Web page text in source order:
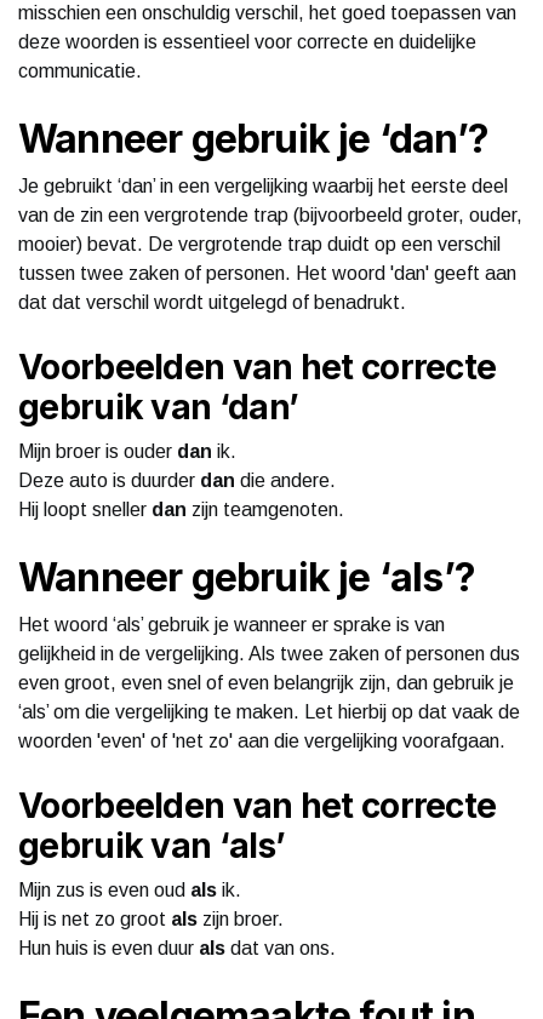
misschien een onschuldig verschil, het goed toepassen van
deze woorden is essentieel voor correcte en duidelijke
communicatie.
Wanneer gebruik je ‘dan’?
Je gebruikt ‘dan’ in een vergelijking waarbij het eerste deel
van de zin een vergrotende trap (bijvoorbeeld groter, ouder,
mooier) bevat. De vergrotende trap duidt op een verschil
tussen twee zaken of personen. Het woord 'dan' geeft aan
dat dat verschil wordt uitgelegd of benadrukt.
Voorbeelden van het correcte
gebruik van ‘dan’
Mijn broer is ouder dan ik.
Deze auto is duurder dan die andere.
Hij loopt sneller dan zijn teamgenoten.
Wanneer gebruik je ‘als’?
Het woord ‘als’ gebruik je wanneer er sprake is van
gelijkheid in de vergelijking. Als twee zaken of personen dus
even groot, even snel of even belangrijk zijn, dan gebruik je
‘als’ om die vergelijking te maken. Let hierbij op dat vaak de
woorden 'even' of 'net zo' aan die vergelijking voorafgaan.
Voorbeelden van het correcte
gebruik van ‘als’
Mijn zus is even oud als ik.
Hij is net zo groot als zijn broer.
Hun huis is even duur als dat van ons.